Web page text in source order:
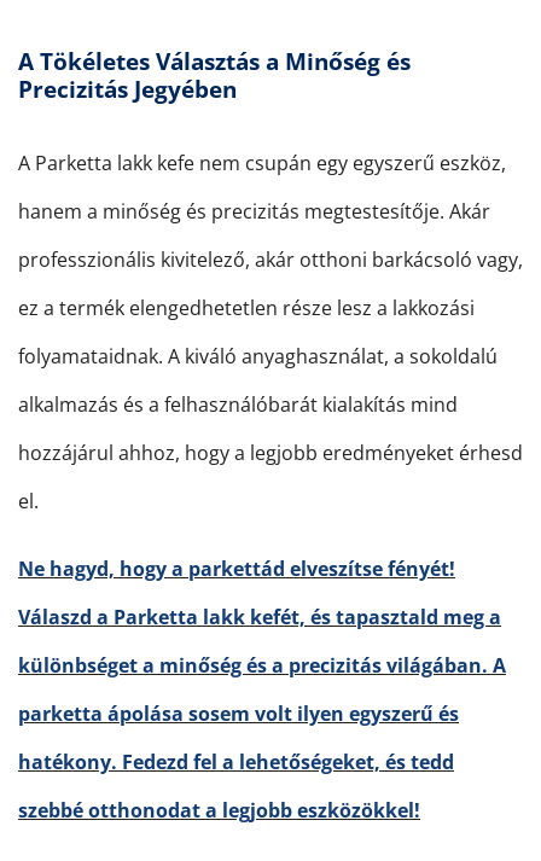
A Tökéletes Választás a Minőség és
Precizitás Jegyében
A Parketta lakk kefe nem csupán egy egyszerű eszköz,
hanem a minőség és precizitás megtestesítője. Akár
professzionális kivitelező, akár otthoni barkácsoló vagy,
ez a termék elengedhetetlen része lesz a lakkozási
folyamataidnak. A kiváló anyaghasználat, a sokoldalú
alkalmazás és a felhasználóbarát kialakítás mind
hozzájárul ahhoz, hogy a legjobb eredményeket érhesd
el.
Ne hagyd, hogy a parkettád elveszítse fényét!
Válaszd a Parketta lakk kefét, és tapasztald meg a
különbséget a minőség és a precizitás világában. A
parketta ápolása sosem volt ilyen egyszerű és
hatékony. Fedezd fel a lehetőségeket, és tedd
szebbé otthonodat a legjobb eszközökkel!